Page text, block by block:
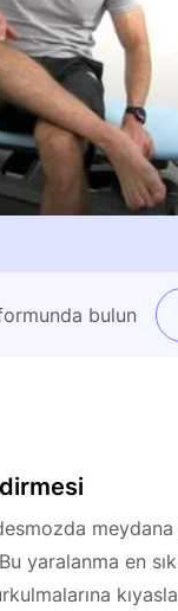
bulun
yaralanma en